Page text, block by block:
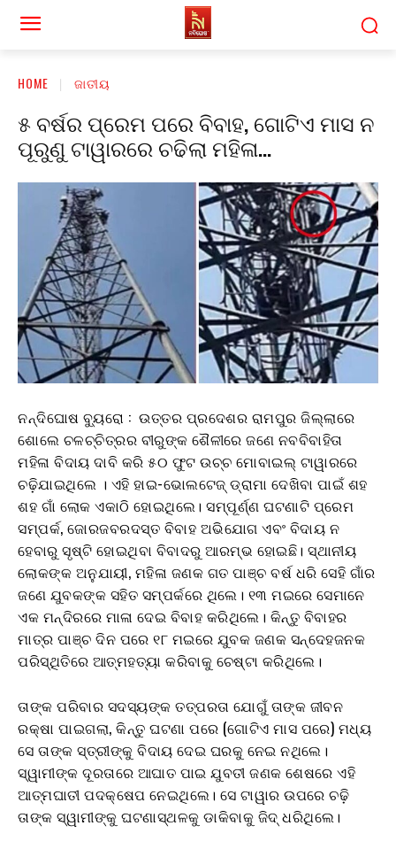
HOME ଜାତୀୟ
୫ ବର୍ଷର ପ୍ରେମ ପରେ ବିବାହ, ଗୋଟିଏ ମାସ ନ
ପୂରୁଣୁ ଟାୱାରରେ ଚଢିଲା ମହିଳା…
ନନ୍ଦିଘୋଷ ବ୍ୟୁରୋ : ଉତ୍ତର ପ୍ରଦେଶର ରାମପୁର ଜିଲ୍ଲାରେ
ଶୋଲେ ଚଳଚ୍ଚିତ୍ରର ବୀରୁଙ୍କ ଶୈଳୀରେ ଜଣେ ନବବିବାହିତା
ମହିଳା ବିଦାୟ ଦାବି କରି ୫୦ ଫୁଟ ଉଚ୍ଚ ମୋବାଇଲ୍ ଟାୱାରରେ
ଚଢ଼ିଯାଇଥିଲେ । ଏହି ହାଇ-ଭୋଲଟେଜ୍ ଡ୍ରାମା ଦେଖିବା ପାଇଁ ଶହ
ଶହ ଗାଁ ଲୋକ ଏକାଠି ହୋଇଥିଲେ। ସମ୍ପୂର୍ଣ୍ଣ ଘଟଣାଟି ପ୍ରେମ
ସମ୍ପର୍କ, ଜୋରଜବରଦସ୍ତ ବିବାହ ଅଭିଯୋଗ ଏବଂ ବିଦାୟ ନ
ହେବାରୁ ସୃଷ୍ଟି ହୋଇଥିବା ବିବାଦରୁ ଆରମ୍ଭ ହୋଇଛି। ସ୍ଥାନୀୟ
ଲୋକଙ୍କ ଅନୁଯାୟୀ, ମହିଳା ଜଣକ ଗତ ପାଞ୍ଚ ବର୍ଷ ଧରି ସେହି ଗାଁର
ଜଣେ ଯୁବକଙ୍କ ସହିତ ସମ୍ପର୍କରେ ଥିଲେ। ୧୩ ମଇରେ ସେମାନେ
ଏକ ମନ୍ଦିରରେ ମାଳା ଦେଇ ବିବାହ କରିଥିଲେ। କିନ୍ତୁ ବିବାହର
ମାତ୍ର ପାଞ୍ଚ ଦିନ ପରେ ୧୮ ମଇରେ ଯୁବକ ଜଣକ ସନ୍ଦେହଜନକ
ପରିସ୍ଥିତିରେ ଆତ୍ମହତ୍ୟା କରିବାକୁ ଚେଷ୍ଟା କରିଥିଲେ।
ତାଙ୍କ ପରିବାର ସଦସ୍ୟଙ୍କ ତତ୍ପରତା ଯୋଗୁଁ ତାଙ୍କ ଜୀବନ
ରକ୍ଷା ପାଇଗଲା, କିନ୍ତୁ ଘଟଣା ପରେ (ଗୋଟିଏ ମାସ ପରେ) ମଧ୍ୟ
ସେ ତାଙ୍କ ସ୍ତ୍ରୀଙ୍କୁ ବିଦାୟ ଦେଇ ଘରକୁ ନେଇ ନଥିଲେ।
ସ୍ୱାମୀଙ୍କ ଦୂରତାରେ ଆଘାତ ପାଇ ଯୁବତୀ ଜଣକ ଶେଷରେ ଏହି
ଆତ୍ମଘାତୀ ପଦକ୍ଷେପ ନେଇଥିଲେ। ସେ ଟାୱାର ଉପରେ ଚଢ଼ି
ତାଙ୍କ ସ୍ୱାମୀଙ୍କୁ ଘଟଣାସ୍ଥଳକୁ ଡାକିବାକୁ ଜିଦ୍ ଧରିଥିଲେ।